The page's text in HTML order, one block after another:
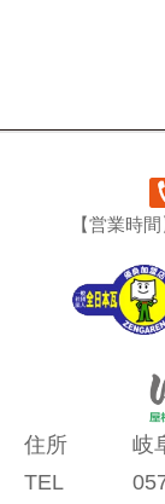
【営業時
住所
岐
TEL